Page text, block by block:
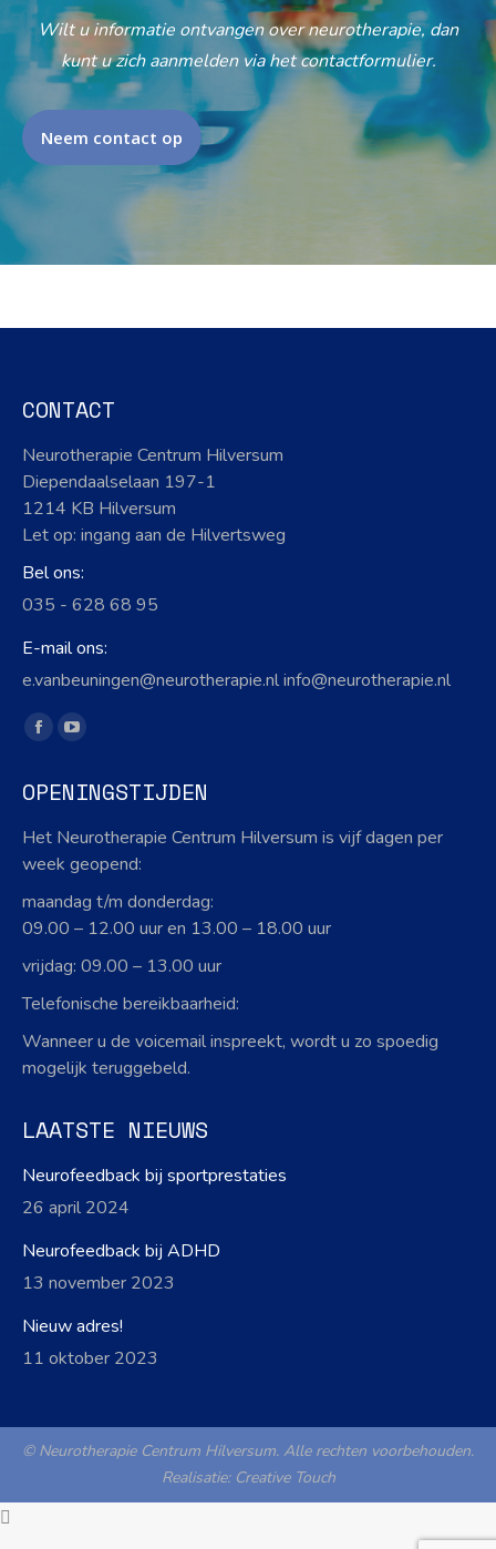
Wilt u informatie ontvangen over neurotherapie, dan
kunt u zich aanmelden via het contactformulier.
Neem contact op
CONTACT
Neurotherapie Centrum Hilversum
Diependaalselaan 197-1
1214 KB Hilversum
Let op: ingang aan de Hilvertsweg
Bel ons:
035 - 628 68 95
E-mail ons:
e.vanbeuningen@neurotherapie.nl info@neurotherapie.nl
Vind ons op:
Facebook
opens
in
new
YouTube
opens
new
OPENINGSTIJDEN
Het Neurotherapie Centrum Hilversum is vijf dagen per
week geopend:
maandag t/m donderdag:
09.00 – 12.00 uur en 13.00 – 18.00 uur
vrijdag: 09.00 – 13.00 uur
Telefonische bereikbaarheid:
Wanneer u de voicemail inspreekt, wordt u zo spoedig
mogelijk teruggebeld.
LAATSTE NIEUWS
Neurofeedback bij sportprestaties
26 april 2024
Neurofeedback bij ADHD
13 november 2023
Nieuw adres!
11 oktober 2023
© Neurotherapie Centrum Hilversum. Alle rechten voorbehouden.
Realisatie: Creative Touch